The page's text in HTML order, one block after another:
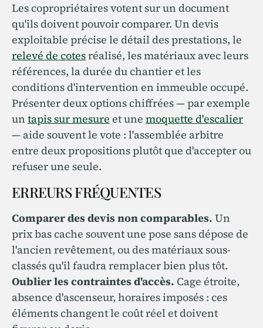
Les copropriétaires votent sur un document
qu'ils doivent pouvoir comparer. Un devis
exploitable précise le détail des prestations, le
relevé de cotesréalisé, les matériaux avec leurs
références, la durée du chantier et les
conditions d'intervention en immeuble occupé.
Présenter deux options chiffrées — par exemple
un tapis sur mesure et une moquette d'escalier
— aide souvent le vote : l'assemblée arbitre
entre deux propositions plutôt que d'accepter ou
refuser une seule.
ERREURS FRÉQUENTES
Comparer des devis non comparables. Un
prix bas cache souvent une pose sans dépose de
l'ancien revêtement, ou des matériaux sous-
classés qu'il faudra remplacer bien plus tôt.
Oublier les contraintes d'accès. Cage étroite,
absence d'ascenseur, horaires imposés : ces
éléments changent le coût réel et doivent